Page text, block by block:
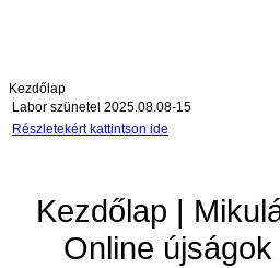
Kezdőlap
Labor szünetel 2025.08.08-15
Részletekért kattintson ide
Kezdőlap |
Online